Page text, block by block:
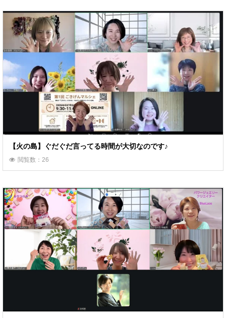
【火の島】ぐだぐだ言ってる時間が大切なのです♪
閲覧数：26